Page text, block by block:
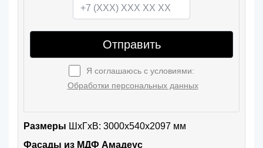
Отправить
Я соглашаюсь с условиями:
Обработки персональных данных
Размеры ШxГхВ: 3000x540x2097 мм
Фасады из МДФ Амадеус